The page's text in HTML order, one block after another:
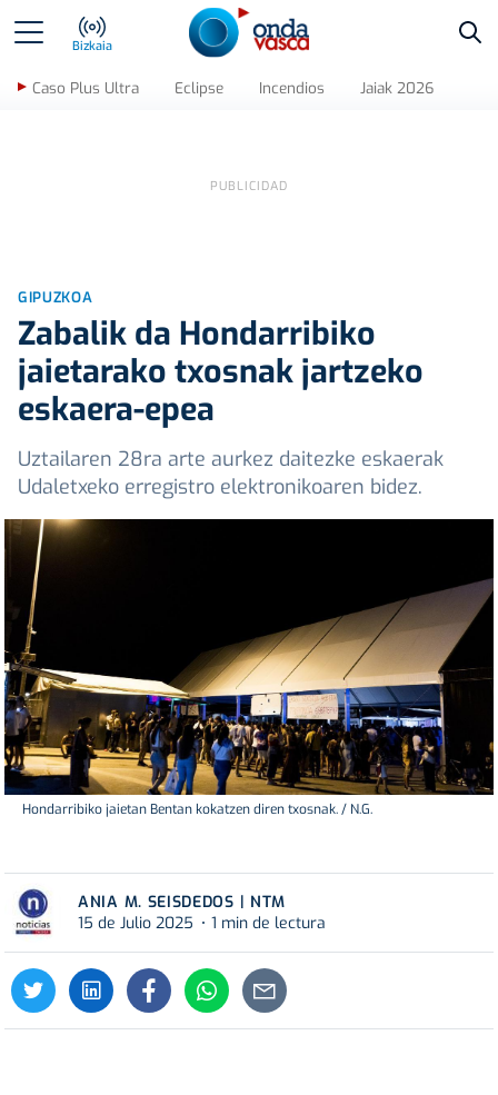
Bizkaia
Caso Plus Ultra Eclipse Incendios Jaiak 2026
GIPUZKOA
Zabalik da Hondarribiko
jaietarako txosnak jartzeko
eskaera-epea
Uztailaren 28ra arte aurkez daitezke eskaerak
Udaletxeko erregistro elektronikoaren bidez.
Hondarribiko jaietan Bentan kokatzen diren txosnak. / N.G.
ANIA M. SEISDEDOS | NTM
15 de Julio 2025
1 min de lectura